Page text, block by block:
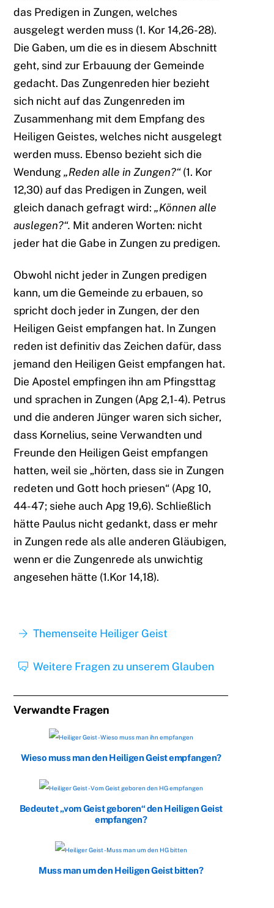
das Predigen in Zungen, welches
ausgelegt werden muss (1. Kor 14,26-28).
Die Gaben, um die es in diesem Abschnitt
geht, sind zur Erbauung der Gemeinde
gedacht. Das Zungenreden hier bezieht
sich nicht auf das Zungenreden im
Zusammenhang mit dem Empfang des
Heiligen Geistes, welches nicht ausgelegt
werden muss. Ebenso bezieht sich die
Wendung„Reden alle in Zungen?“(1. Kor
12,30) auf das Predigen in Zungen, weil
gleich danach gefragt wird:„Können alle
auslegen?“. Mit anderen Worten: nicht
jeder hat die Gabe in Zungen zu predigen.
Obwohl nicht jeder in Zungen predigen
kann, um die Gemeinde zu erbauen, so
spricht doch jeder in Zungen, der den
Heiligen Geist empfangen hat. In Zungen
reden ist definitiv das Zeichen dafür, dass
jemand den Heiligen Geist empfangen hat.
Die Apostel empfingen ihn am Pfingsttag
und sprachen in Zungen (Apg 2,1-4). Petrus
und die anderen Jünger waren sich sicher,
dass Kornelius, seine Verwandten und
Freunde den Heiligen Geist empfangen
hatten, weil sie „hörten, dass sie in Zungen
redeten und Gott hoch priesen“ (Apg 10,
44-47; siehe auch Apg 19,6). Schließlich
hätte Paulus nicht gedankt, dass er mehr
in Zungen rede als alle anderen Gläubigen,
wenn er die Zungenrede als unwichtig
angesehen hätte (1.Kor 14,18).
Themenseite Heiliger Geist
Weitere Fragen zu unserem Glauben
Verwandte Fragen
Wieso muss man den Heiligen Geist empfangen?
Bedeutet „vom Geist geboren“ den Heiligen Geist
empfangen?
Muss man um den Heiligen Geist bitten?